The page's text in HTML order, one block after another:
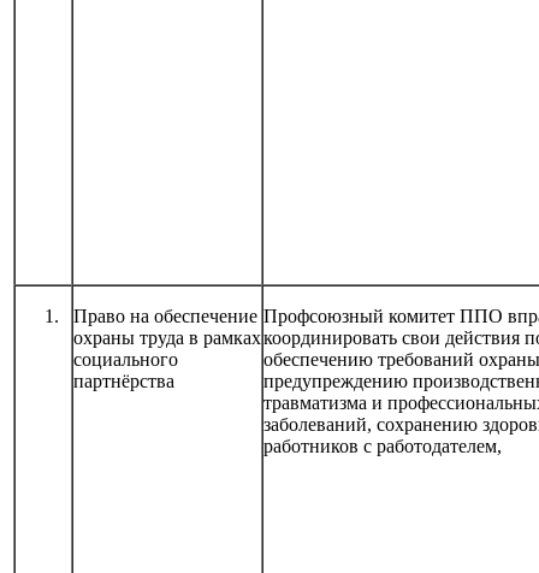
Право на обеспечение
охраны труда в рамках
социального
партнёрства
Профсоюзный комитет ППО
координировать свои действия
обеспечению требований
предупреждению
травматизма и
заболеваний, сохранению
работников с работодателем,